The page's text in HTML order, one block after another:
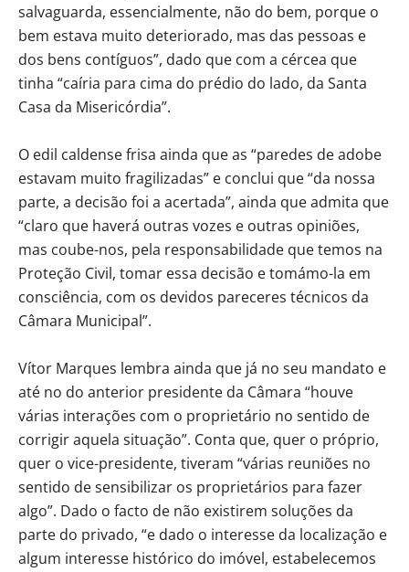
salvaguarda, essencialmente, não do bem, porque o
bem estava muito deteriorado, mas das pessoas e
dos bens contíguos”, dado que com a cércea que
tinha “caíria para cima do prédio do lado, da Santa
Casa da Misericórdia”.
O edil caldense frisa ainda que as “paredes de adobe
estavam muito fragilizadas” e conclui que “da nossa
parte, a decisão foi a acertada”, ainda que admita que
“claro que haverá outras vozes e outras opiniões,
mas coube-nos, pela responsabilidade que temos na
Proteção Civil, tomar essa decisão e tomámo-la em
consciência, com os devidos pareceres técnicos da
Câmara Municipal”.
Vítor Marques lembra ainda que já no seu mandato e
até no do anterior presidente da Câmara “houve
várias interações com o proprietário no sentido de
corrigir aquela situação”. Conta que, quer o próprio,
quer o vice-presidente, tiveram “várias reuniões no
sentido de sensibilizar os proprietários para fazer
algo”. Dado o facto de não existirem soluções da
parte do privado, “e dado o interesse da localização e
algum interesse histórico do imóvel, estabelecemos